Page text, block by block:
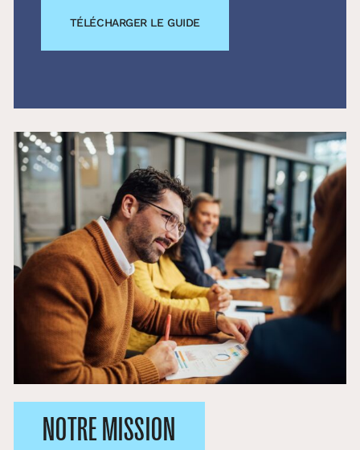
TÉLÉCHARGER LE GUIDE
NOTRE MISSION